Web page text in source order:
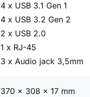
4 x USB 3.1 Gen 1
4 x USB 3.2 Gen 2
2 x USB 2.0
1 x RJ-45
3 x Audio jack 3,5mm
370 x 308 x 17 mm